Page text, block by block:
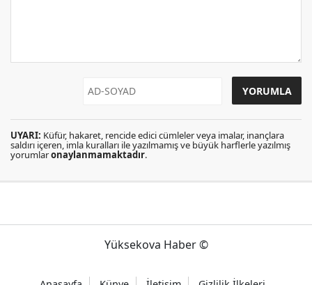
UYARI: Küfür, hakaret, rencide edici cümleler veya imalar, inançlara
saldırı içeren, imla kuralları ile yazılmamış ve büyük harflerle yazılmış
yorumlaronaylanmamaktadır.
Yüksekova Haber ©